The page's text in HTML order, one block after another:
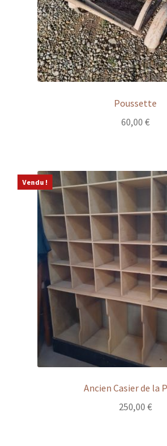
Poussette
60,00 €
Vendu !
Ancien Casier de la
250,00 €